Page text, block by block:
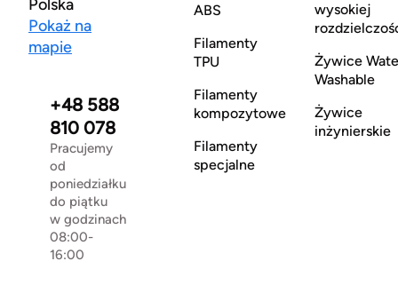
Polska
Pokaż na
mapie
+48 588
810 078
Pracujemy
od
poniedziałku
do piątku
w godzinach
08:00-
16:00
ABS
Filamenty
TPU
Filamenty
kompozytowe
Filamenty
specjalne
wysokiej
Żywice
Washable
Żywice
inżynierskie